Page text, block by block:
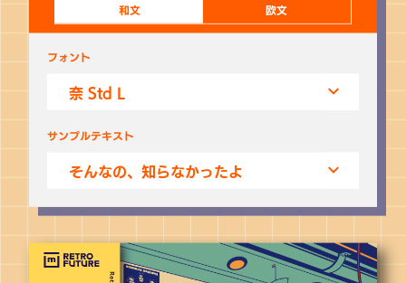
和文 欧文
フォント
サンプルテキスト